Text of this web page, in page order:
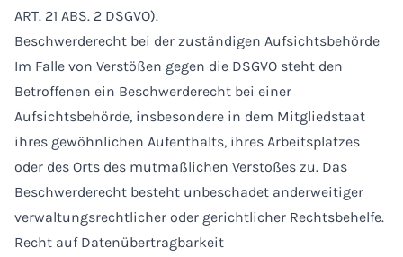
ART. 21 ABS. 2 DSGVO).
Beschwerderecht bei der zuständigen Aufsichtsbehörde
Im Falle von Verstößen gegen die DSGVO steht den
Betroffenen ein Beschwerderecht bei einer
Aufsichtsbehörde, insbesondere in dem Mitgliedstaat
ihres gewöhnlichen Aufenthalts, ihres Arbeitsplatzes
oder des Orts des mutmaßlichen Verstoßes zu. Das
Beschwerderecht besteht unbeschadet anderweitiger
verwaltungsrechtlicher oder gerichtlicher Rechtsbehelfe.
Recht auf Datenübertragbarkeit